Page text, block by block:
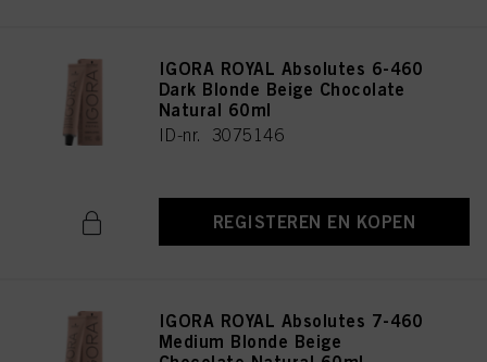
IGORA ROYAL Absolutes 6-460
Dark Blonde Beige Chocolate
Natural 60ml
ID-nr. 3075146
REGISTEREN EN KOPEN
IGORA ROYAL Absolutes 7-460
Medium Blonde Beige